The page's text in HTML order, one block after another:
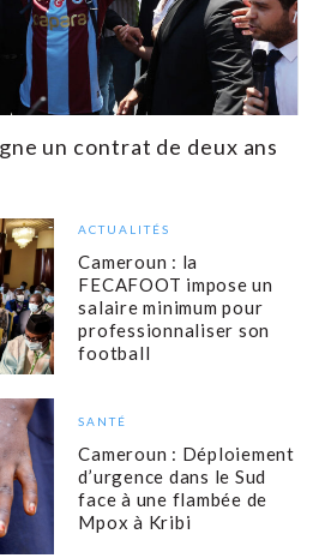
un contrat de deux ans
ACTUALITÉS
Cameroun : la
FECAFOOT impose un
salaire minimum pour
professionnaliser son
football
SANTÉ
Cameroun : Déploiement
d’urgence dans le Sud
face à une flambée de
Mpox à Kribi